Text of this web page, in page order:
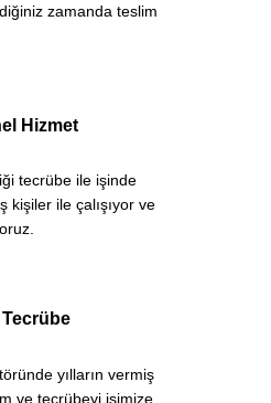
zamanda teslim
Hizmet
tecrübe ile işinde
kişiler ile çalışıyor ve
yılların vermiş
ve tecrübeyi işimize